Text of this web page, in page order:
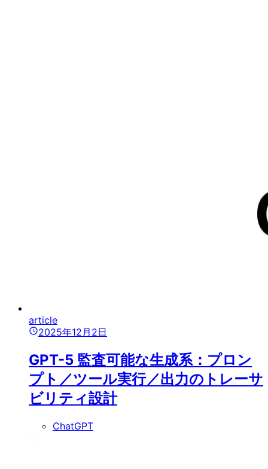
article
2025年12月2日
GPT-5 監査可能な生成系：プロン
プト／ツール実行／出力のトレーサ
ビリティ設計
ChatGPT